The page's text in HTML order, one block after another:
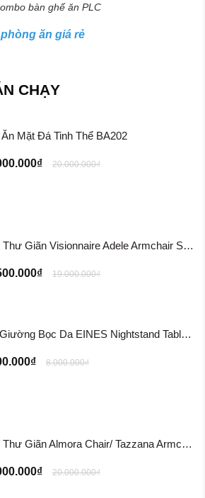
bàn ghế ăn PLC
ăn giá rẻ
CHẠY
Ăn Mặt Đá Tinh Thể BA202
20.000.000₫
Ghế Thư Giãn Visionnaire Adele Armchair SFD11
19.000.000₫
Tab Giường Bọc Da EINES Nightstand Table TG122
8.000.000₫
Ghế Thư Giãn Almora Chair/ Tazzana Armchair GTG11
20.000.000₫